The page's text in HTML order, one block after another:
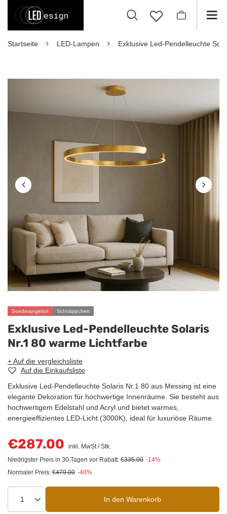
Startseite LED-Lampen Exklusive Led-Pendelleuchte
Sonderangebot Schnäppchen
Exklusive Led-Pendelleuchte Solaris
Nr.1 80 warme Lichtfarbe
+ Auf die vergleichsliste
Auf die Einkaufsliste
Exklusive Led-Pendelleuchte Solaris Nr.1 80 aus Messing ist eine
elegante Dekoration für hochwertige Innenräume. Sie besteht aus
hochwertigem Edelstahl und Acryl und bietet warmes,
energieeffizientes LED-Licht (3000K), ideal für luxuriöse Räume.
€287.00 inkl. MwSt/Stk.
Niedrigster Preis in 30 Tagen vor Rabatt: €335.00 -14%
Normaler Preis: €479.00 -40%
In den Warenkorb